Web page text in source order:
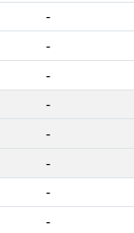
-
-
-
-
-
-
-
-